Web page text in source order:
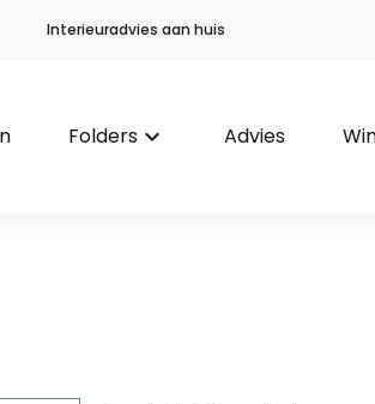
Interieuradvies aan huis
Folders keyboard_arrow_down Advies